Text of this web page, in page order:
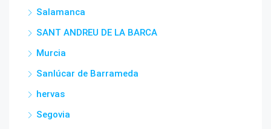
Salamanca
SANT ANDREU DE LA BARCA
Murcia
Sanlúcar de Barrameda
hervas
Segovia